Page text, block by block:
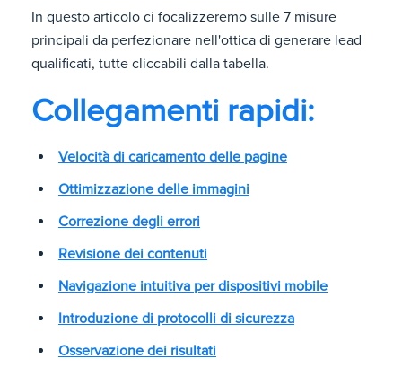
In questo articolo ci focalizzeremo sulle 7 misure
principali da perfezionare nell'ottica di generare lead
qualificati, tutte cliccabili dalla tabella.
Collegamenti rapidi:
Velocità di caricamento delle pagine
Ottimizzazione delle immagini
Correzione degli errori
Revisione dei contenuti
Navigazione intuitiva per dispositivi mobile
Introduzione di protocolli di sicurezza
Osservazione dei risultati